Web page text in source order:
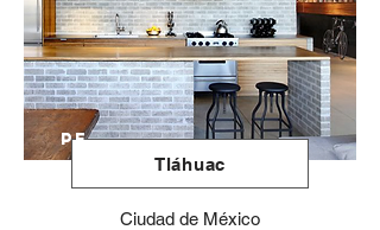
Tláhuac
PE
Ciudad de México